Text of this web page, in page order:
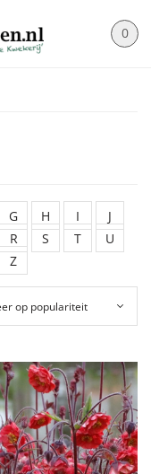
0
G H I
J
R S T
U
Z